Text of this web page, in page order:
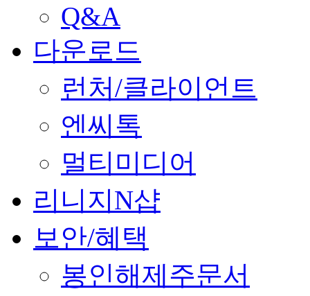
Q&A
다운로드
런처/클라이언트
엔씨톡
멀티미디어
리니지N샵
보안/혜택
봉인해제주문서